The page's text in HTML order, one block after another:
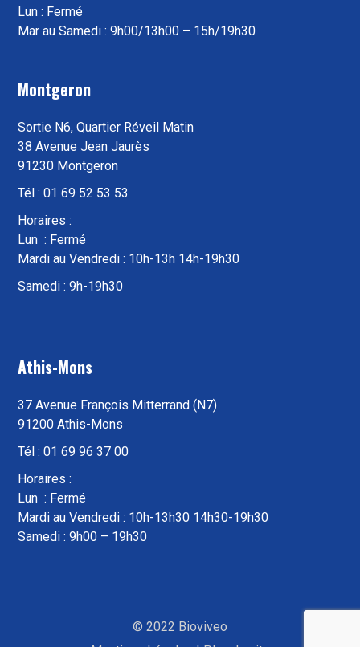
Lun : Fermé
Mar au Samedi : 9h00/13h00 – 15h/19h30
Montgeron
Sortie N6, Quartier Réveil Matin
38 Avenue Jean Jaurès
91230 Montgeron
Tél : 01 69 52 53 53
Horaires :
Lun : Fermé
Mardi au Vendredi : 10h-13h 14h-19h30
Samedi : 9h-19h30
Athis-Mons
37 Avenue François Mitterrand (N7)
91200 Athis-Mons
Tél : 01 69 96 37 00
Horaires :
Lun : Fermé
Mardi au Vendredi : 10h-13h30 14h30-19h30
Samedi : 9h00 – 19h30
© 2022 Bioviveo